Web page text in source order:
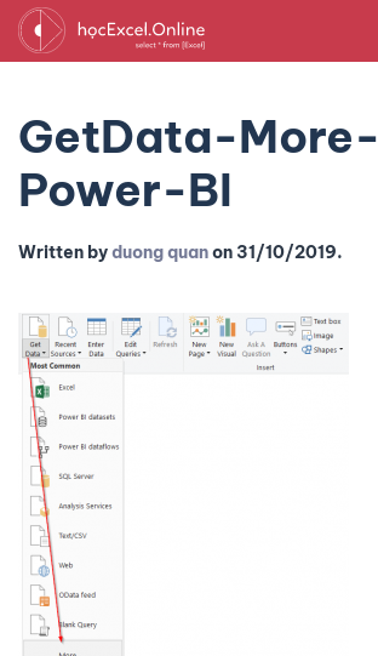
GetData-More-
Power-BI
Written byduong quanon 31/10/2019.